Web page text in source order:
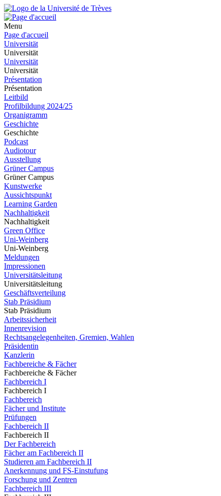
Menu
Page d'accueil
Universität
Universität
Universität
Universität
Présentation
Présentation
Leitbild
Profilbildung 2024/25
Organigramm
Geschichte
Geschichte
Podcast
Audiotour
Ausstellung
Grüner Campus
Grüner Campus
Kunstwerke
Aussichtspunkt
Learning Garden
Nachhaltigkeit
Nachhaltigkeit
Green Office
Uni-Weinberg
Uni-Weinberg
Meldungen
Impressionen
Universitätsleitung
Universitätsleitung
Geschäftsverteilung
Stab Präsidium
Stab Präsidium
Arbeitssicherheit
Innenrevision
Rechtsangelegenheiten, Gremien, Wahlen
Präsidentin
Kanzlerin
Fachbereiche & Fächer
Fachbereiche & Fächer
Fachbereich I
Fachbereich I
Fachbereich
Fächer und Institute
Prüfungen
Fachbereich II
Fachbereich II
Der Fachbereich
Fächer am Fachbereich II
Studieren am Fachbereich II
Anerkennung und FS-Einstufung
Forschung und Zentren
Fachbereich III